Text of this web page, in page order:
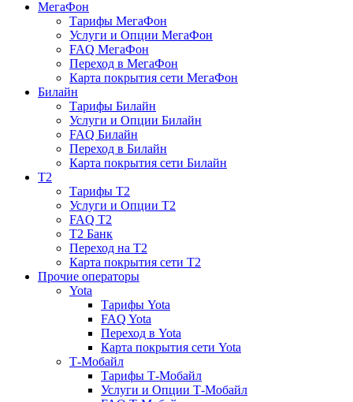
МегаФон
Тарифы МегаФон
Услуги и Опции МегаФон
FAQ МегаФон
Переход в МегаФон
Карта покрытия сети МегаФон
Билайн
Тарифы Билайн
Услуги и Опции Билайн
FAQ Билайн
Переход в Билайн
Карта покрытия сети Билайн
T2
Тарифы T2
Услуги и Опции T2
FAQ T2
T2 Банк
Переход на T2
Карта покрытия сети T2
Прочие операторы
Yota
Тарифы Yota
FAQ Yota
Переход в Yota
Карта покрытия сети Yota
Т-Мобайл
Тарифы Т-Мобайл
Услуги и Опции Т-Мобайл